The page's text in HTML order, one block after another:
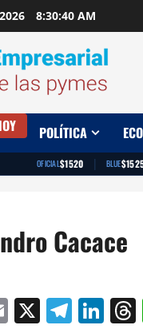
8:30:41 AM
POLÍTICA
OFICIAL$1520 | BLUE
Cacace
Email
X